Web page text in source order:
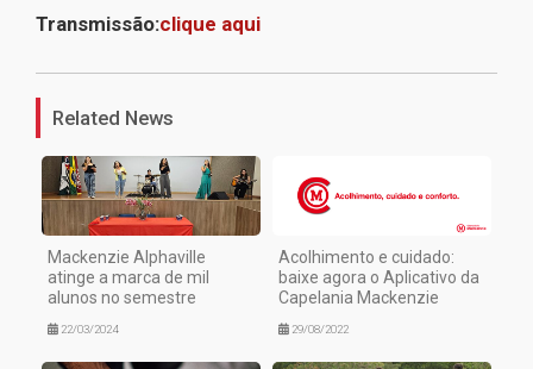
Transmissão:clique aqui
Related News
Mackenzie Alphaville
atinge a marca de mil
alunos no semestre
22/03/2024
Acolhimento e cuidado:
baixe agora o Aplicativo da
Capelania Mackenzie
29/08/2022